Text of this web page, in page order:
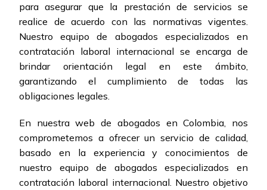
para asegurar que la prestación de servicios se
realice de acuerdo con las normativas vigentes.
Nuestro equipo de abogados especializados en
contratación laboral internacional se encarga de
brindar orientación legal en este ámbito,
garantizando el cumplimiento de todas las
obligaciones legales.
En nuestra web de abogados en Colombia, nos
comprometemos a ofrecer un servicio de calidad,
basado en la experiencia y conocimientos de
nuestro equipo de abogados especializados en
contratación laboral internacional. Nuestro objetivo